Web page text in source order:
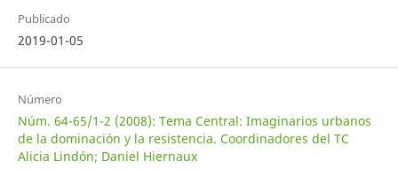
Publicado
2019-01-05
Número
Núm. 64-65/1-2 (2008): Tema Central: Imaginarios urbanos
de la dominación y la resistencia. Coordinadores del TC
Alicia Lindón; Daniel Hiernaux